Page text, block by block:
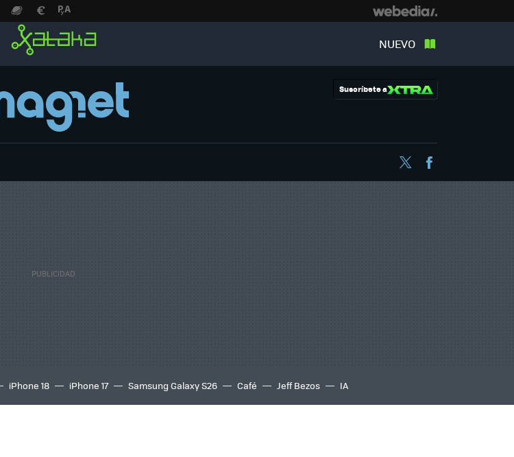
NUEVO
Suscríbete a
Twitter
iPhone 18 iPhone 17 Samsung Galaxy S26 Café Jeff Bezos IA